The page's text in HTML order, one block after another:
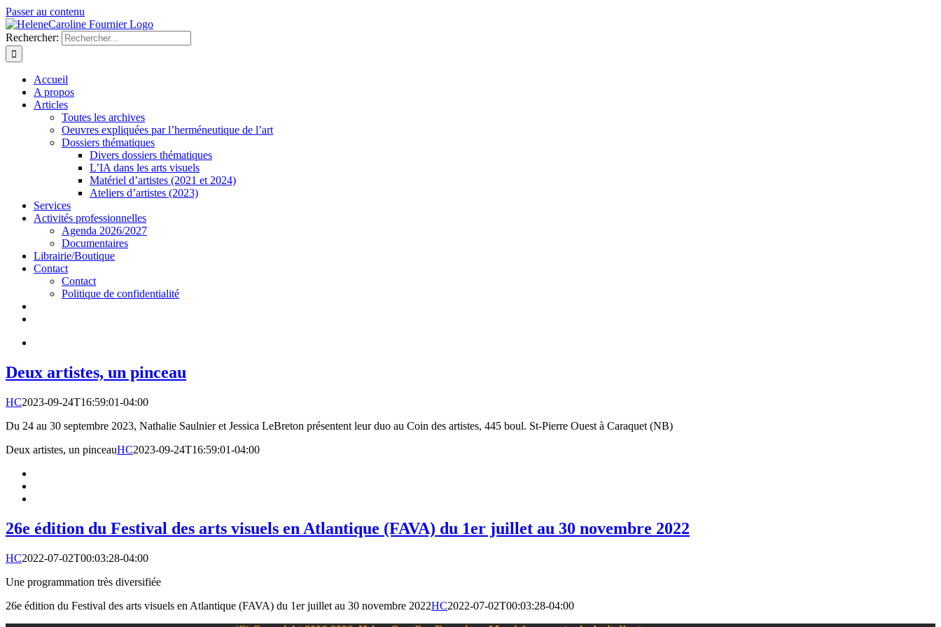
Passer au contenu
Rechercher:
Accueil
A propos
Articles
Toutes les archives
Oeuvres expliquées par l’herméneutique de l’art
Dossiers thématiques
Divers dossiers thématiques
L’IA dans les arts visuels
Matériel d’artistes (2021 et 2024)
Ateliers d’artistes (2023)
Services
Activités professionnelles
Agenda 2026/2027
Documentaires
Librairie/Boutique
Contact
Contact
Politique de confidentialité
Deux artistes, un pinceau
HC2023-09-24T16:59:01-04:00
Du 24 au 30 septembre 2023, Nathalie Saulnier et Jessica LeBreton présentent leur duo au Coin des artistes, 445 boul. St-Pierre Ouest à Caraquet (NB)
Deux artistes, un pinceauHC2023-09-24T16:59:01-04:00
26e édition du Festival des arts visuels en Atlantique (FAVA) du 1er juillet au 30 novembre 2022
HC2022-07-02T00:03:28-04:00
Une programmation très diversifiée
26e édition du Festival des arts visuels en Atlantique (FAVA) du 1er juillet au 30 novembre 2022HC2022-07-02T00:03:28-04:00